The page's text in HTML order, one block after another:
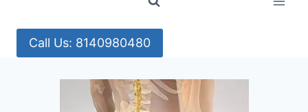
Call Us: 8140980480